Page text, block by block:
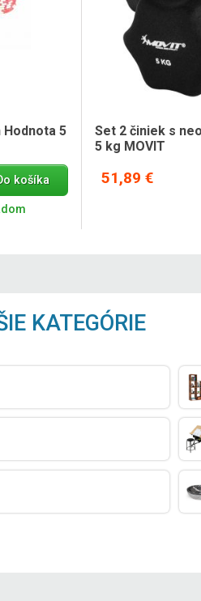
Hodnota 5
košíka
Set 2 činiek s
5 kg MOVIT
51,89 €
KATEGÓRIE